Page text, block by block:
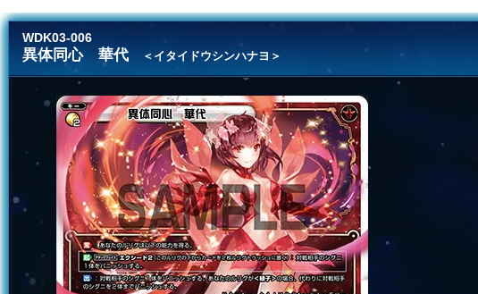
WDK03-006
異体同心 華代 ＜イタイドウシンハナヨ＞